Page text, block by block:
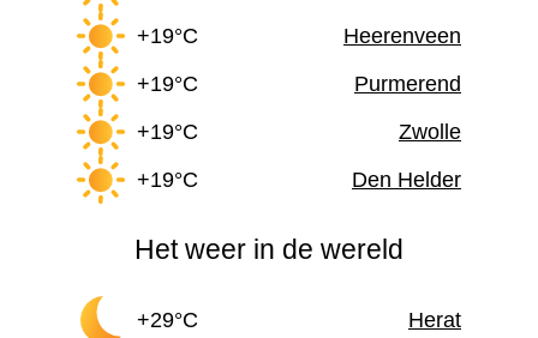
+19°C
Heerenveen
+19°C
Purmerend
+19°C
Zwolle
+19°C
Den Helder
Het weer in de wereld
+29°C Herat